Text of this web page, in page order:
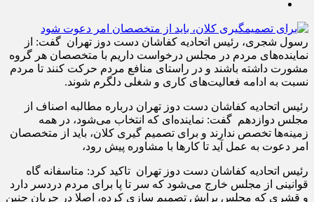
رسول شجری، رئیس اتحادیه كفاشان دست دوز تهران گفت: از
نماینده‌های مردم در مجلس درخواست داریم با متخصصان هر گروه
مشورت داشته باشند و در راستای منافع مردم حركت كنند تا مردم
نسبت به ادامه فعالیت‌های كاری و شغلی دلگرم شوند.
رئیس اتحادیه كفاشان دست دوز تهران درباره مطالبه اصناف از
مجلس دوازدهم گفت: نماینده‌ای كه انتخاب می‌شود، در همه
زمینه‌ها تخصص ندارند و برای تصمیم گیری كلان، باید از متخصصان
امر دعوت به عمل آید تا كارها با مشاوره پیش رود،
رئیس اتحادیه كفاشان دست دوز تهران تاکید کرد: متاسفانه گاه
قوانینی از مجلس خارج می‌شود كه سر تا پا برای مردم دردسر دارد
و قشری كه مجلس برایش تصمیم سازی كرده، اصلا در جریان چنین